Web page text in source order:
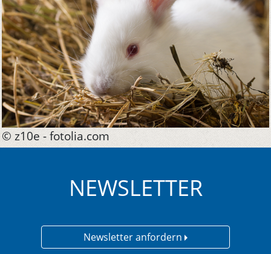
© z10e - fotolia.com
NEWSLETTER
Newsletter anfordern